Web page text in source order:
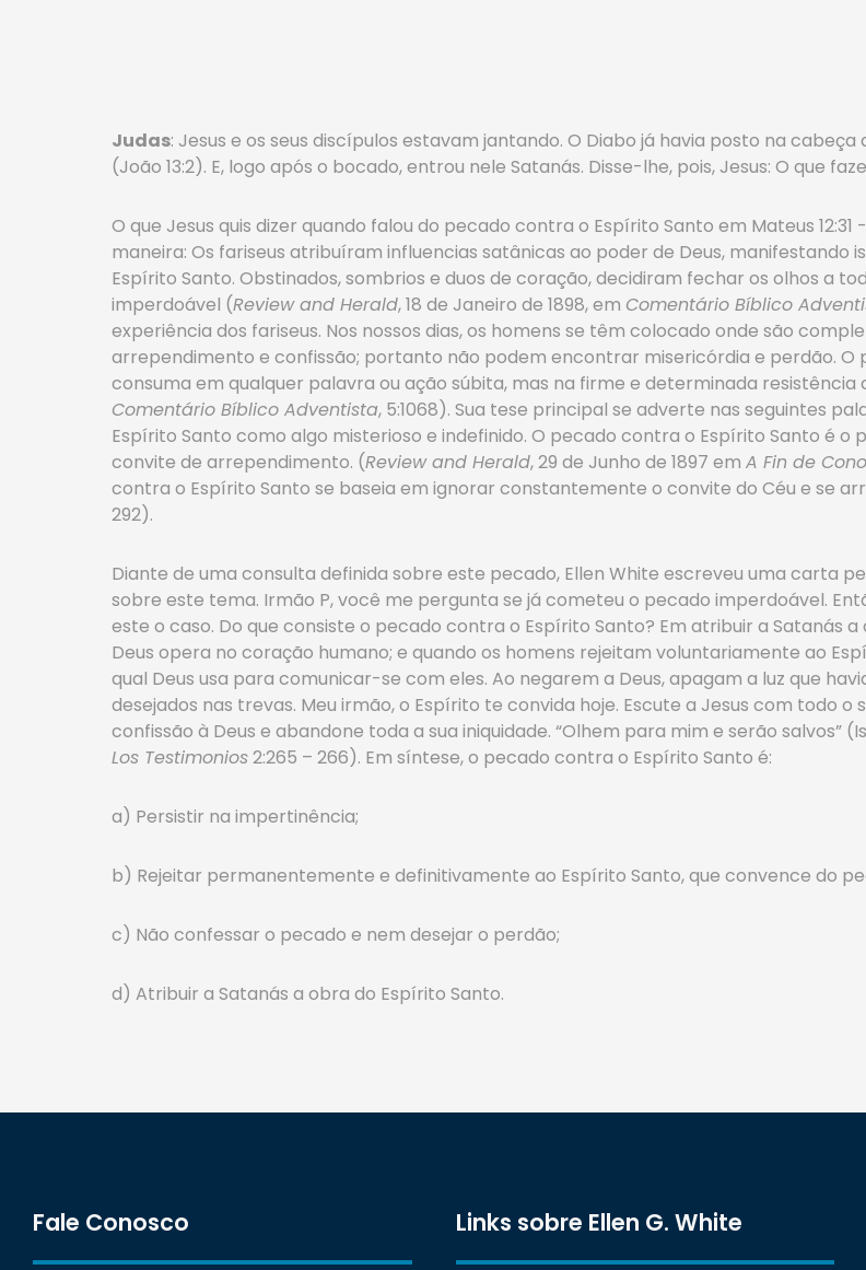
Judas: Jesus e os seus discípulos estavam jantando. O Diabo já havia posto na
(João 13:2). E, logo após o bocado, entrou nele Satanás. Disse-lhe, pois, Jesus: O que
O que Jesus quis dizer quando falou do pecado contra o Espírito Santo em Mateus
maneira: Os fariseus atribuíram influencias satânicas ao poder de Deus, manifestando
Espírito Santo. Obstinados, sombrios e duos de coração, decidiram fechar os olhos a
imperdoável (Review and Herald, 18 de Janeiro de 1898, em Comentário Bíblico
experiência dos fariseus. Nos nossos dias, os homens se têm colocado onde são
arrependimento e confissão; portanto não podem encontrar misericórdia e perdão. O
consuma em qualquer palavra ou ação súbita, mas na firme e determinada resistência
Comentário Bíblico Adventista, 5:1068). Sua tese principal se adverte nas seguintes
Espírito Santo como algo misterioso e indefinido. O pecado contra o Espírito Santo é
convite de arrependimento. (Review and Herald, 29 de Junho de 1897 em A Fin de
contra o Espírito Santo se baseia em ignorar constantemente o convite do Céu e se
292).
Diante de uma consulta definida sobre este pecado, Ellen White escreveu uma carta
sobre este tema. Irmão P, você me pergunta se já cometeu o pecado imperdoável.
este o caso. Do que consiste o pecado contra o Espírito Santo? Em atribuir a Satanás
Deus opera no coração humano; e quando os homens rejeitam voluntariamente ao
qual Deus usa para comunicar-se com eles. Ao negarem a Deus, apagam a luz que
desejados nas trevas. Meu irmão, o Espírito te convida hoje. Escute a Jesus com todo
confissão à Deus e abandone toda a sua iniquidade. “Olhem para mim e serão salvos”
Los Testimonios2:265 – 266). Em síntese, o pecado contra o Espírito Santo é:
a) Persistir na impertinência;
b) Rejeitar permanentemente e definitivamente ao Espírito Santo, que convence do
c) Não confessar o pecado e nem desejar o perdão;
d) Atribuir a Satanás a obra do Espírito Santo.
Fale Conosco Links sobre Ellen G. White